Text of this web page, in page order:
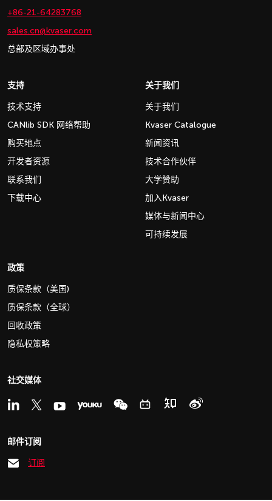
+86-21-64283768
sales.cn@kvaser.com
总部及区域办事处
支持
技术支持
CANlib SDK 网络帮助
购买地点
开发者资源
联系我们
下载中心
关于我们
关于我们
Kvaser Catalogue
新闻资讯
技术合作伙伴
大学赞助
加入Kvaser
媒体与新闻中心
可持续发展
政策
质保条款（美国)
质保条款（全球）
回收政策
隐私权策略
社交媒体
邮件订阅
订阅